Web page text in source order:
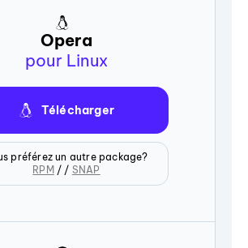
Opera
pour Linux
Télécharger
préférez un autre package?
RPM / / SNAP